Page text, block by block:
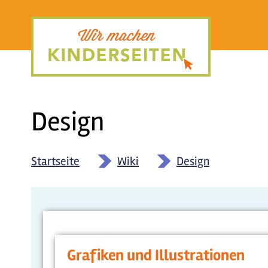
Design
Startseite » Wiki » Design
Grafiken und Illustrationen